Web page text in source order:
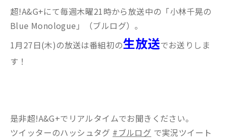
超!A&G+にて毎週木曜21時から放送中の「小林千晃の
Blue Monologue」（ブルログ）。
1月27日(木)の放送は番組初の生放送でお送りしま
す！
是非超!A&G+でリアルタイムでお聞きください。
ツイッターのハッシュタグ #ブルログ で実況ツイート